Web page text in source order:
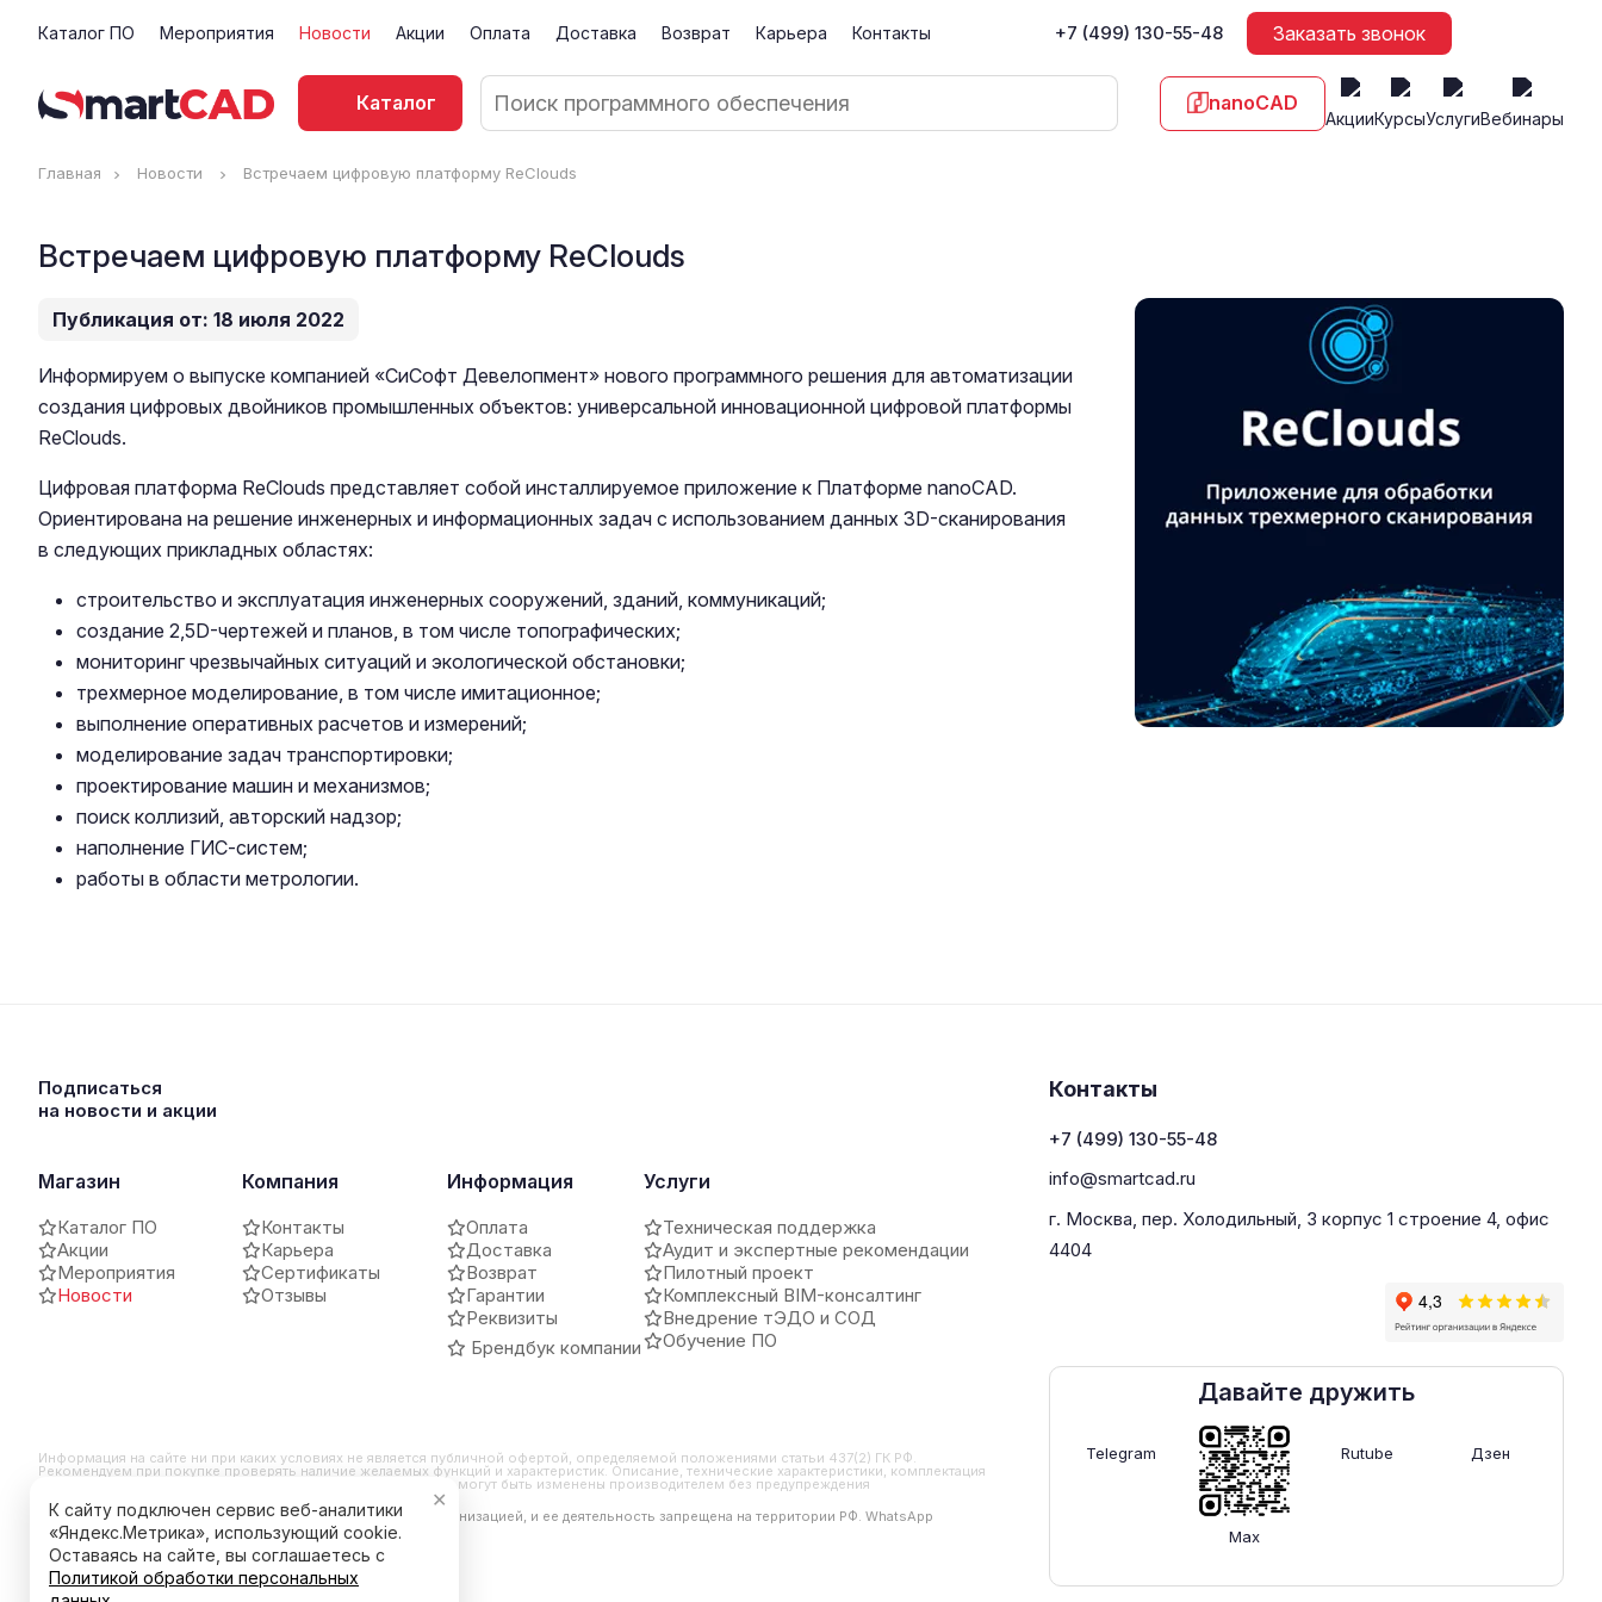
Каталог ПО Мероприятия Новости Акции Оплата Доставка Возврат Карьера Контакты +7 (499) 130-55-48 Заказать звонок
Каталог nanoCAD
АкцииКурсыУслугиВебинары
Главная Новости Встречаем цифровую платформу ReClouds
Встречаем цифровую платформу ReClouds
Публикация от: 18 июля 2022
Информируем о выпуске компанией «СиСофт Девелопмент» нового программного решения для автоматизации
создания цифровых двойников промышленных объектов: универсальной инновационной цифровой платформы
ReClouds.
Цифровая платформа ReClouds представляет собой инсталлируемое приложение к Платформе nanoCAD.
Ориентирована на решение инженерных и информационных задач с использованием данных 3D-сканирования
в следующих прикладных областях:
строительство и эксплуатация инженерных сооружений, зданий, коммуникаций;
создание 2,5D-чертежей и планов, в том числе топографических;
мониторинг чрезвычайных ситуаций и экологической обстановки;
трехмерное моделирование, в том числе имитационное;
выполнение оперативных расчетов и измерений;
моделирование задач транспортировки;
проектирование машин и механизмов;
поиск коллизий, авторский надзор;
наполнение ГИС-систем;
работы в области метрологии.
Подписаться
на новости и акции
Магазин
Каталог ПО
Акции
Мероприятия
Новости
Компания
Контакты
Карьера
Сертификаты
Отзывы
Информация
Оплата
Доставка
Возврат
Гарантии
Реквизиты
Брендбук компании
Услуги
Техническая поддержка
Аудит и экспертные рекомендации
Пилотный проект
Комплексный BIM-консалтинг
Внедрение тЭДО и СОД
Обучение ПО
Информация на сайте ни при каких условиях не является публичной офертой, определяемой положениями статьи 437(2) ГК РФ.
Рекомендуем при покупке проверять наличие желаемых функций и характеристик. Описание, технические характеристики, комплектация
и внешний вид продукта могут отличаться от заявленных или могут быть изменены производителем без предупреждения
*Компания Meta Platforms Inc. признана экстремистской организацией, и ее деятельность запрещена на территории РФ. WhatsApp
является ее продуктом.
Контакты
+7 (499) 130-55-48
info@smartcad.ru
г. Москва, пер. Холодильный, 3 корпус 1 строение 4, офис
4404
Давайте дружить
Telegram
Max
Rutube Дзен
К сайту подключен сервис веб-аналитики
«Яндекс.Метрика», использующий cookie.
Оставаясь на сайте, вы соглашаетесь с
Политикой обработки персональных
✕